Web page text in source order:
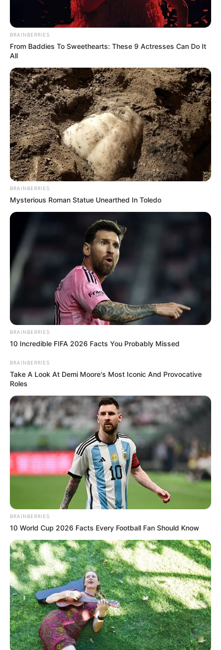
BRAINBERRIES
From Baddies To Sweethearts: These 9 Actresses Can Do It
All
BRAINBERRIES
Mysterious Roman Statue Unearthed In Toledo
BRAINBERRIES
10 Incredible FIFA 2026 Facts You Probably Missed
BRAINBERRIES
Take A Look At Demi Moore's Most Iconic And Provocative
Roles
BRAINBERRIES
10 World Cup 2026 Facts Every Football Fan Should Know